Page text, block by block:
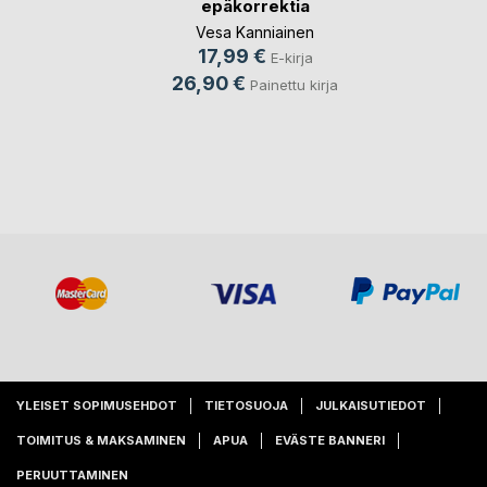
epäkorrektia
Vesa Kanniainen
17,99 € E-kirja
26,90 € Painettu kirja
YLEISET SOPIMUSEHDOT TIETOSUOJA JULKAISUTIEDOT
TOIMITUS & MAKSAMINEN APUA EVÄSTE BANNERI
PERUUTTAMINEN